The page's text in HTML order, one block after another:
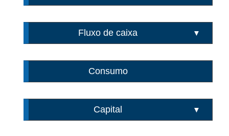
Fluxo de caixa ▼
Consumo
Capital ▼